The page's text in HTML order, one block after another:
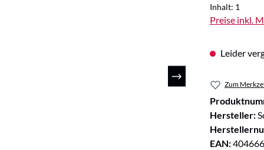
Inhalt: 1
Preise inkl.
Leider
Zum
Hersteller:
EAN: